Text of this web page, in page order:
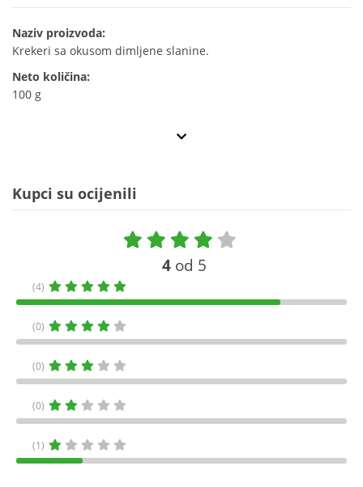
Naziv proizvoda:
Krekeri sa okusom dimljene slanine.
Neto količina:
100 g
Kupci su ocijenili
4 od 5
(4)
(0)
(0)
(0)
(1)